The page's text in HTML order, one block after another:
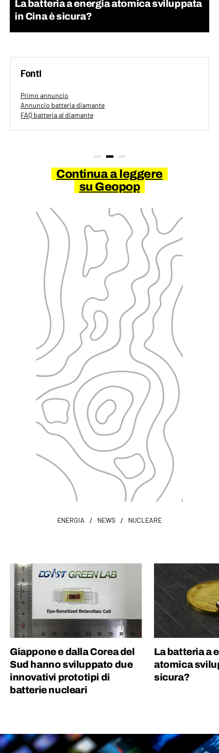
La batteria a energia atomica sviluppata
in Cina è sicura?
Fonti
Primo annuncio
Annuncio batteria diamante
FAQ batteria al diamante
Continua a leggere
su Geopop
ENERGIA / NEWS / NUCLEARE
Giappone e dalla Corea del
Sud hanno sviluppato due
innovativi prototipi di
batterie nucleari
La batteria a
atomica
sicura?